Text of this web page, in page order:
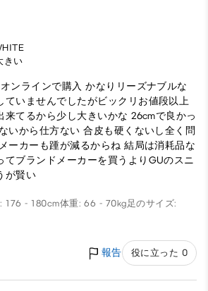
きい
ンラインで購入 かなりリーズナブルな
ていませんでしたがビックリお値段以上
来てるから少し大きいかな 26cmで良かっ
いから仕方ない 合皮も硬くないし全く問
ーカーも踵が減るからね 結局は消耗品な
てブランドメーカーを買うよりGUのスニ
が賢い
176 - 180cm体重: 66 - 70kg 足のサイズ:
報告 役に立った 0